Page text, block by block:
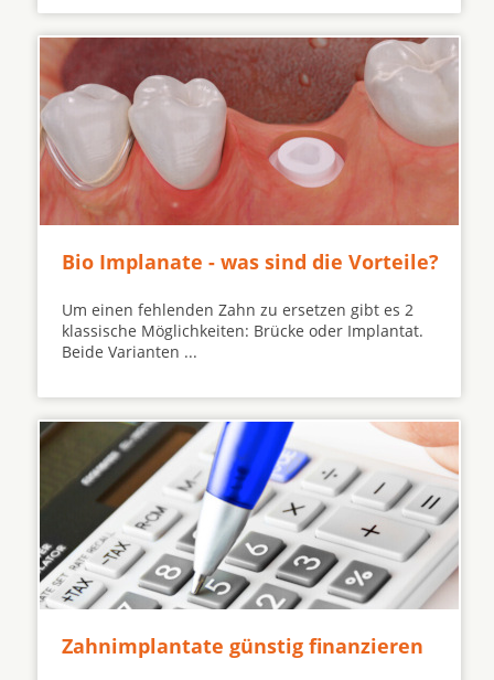
Bio Implanate - was sind die Vorteile?
Um einen fehlenden Zahn zu ersetzen gibt es 2
klassische Möglichkeiten: Brücke oder Implantat.
Beide Varianten ...
Zahnimplantate günstig finanzieren